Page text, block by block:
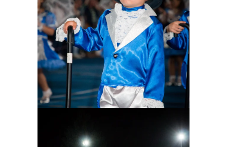
Ampliar